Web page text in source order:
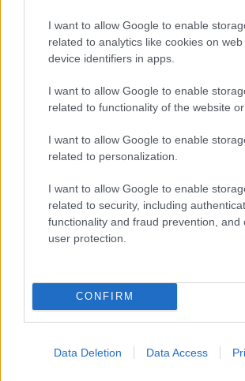
I want to allow Google to enable
related to analytics like cookies on
device identifiers in apps.
I want to allow Google to enable
related to functionality of the website or
I want to allow Google to enable
related to personalization.
I want to allow Google to enable
related to security, including
functionality and fraud prevention, and
user protection.
CONFIRM
Data Deletion Data Access
Πρωτοφανείς συνθήκες στη
Αττικοβοιωτίας – Τουρνάς: Δεν
κάνουν ρίψεις 51 εναέρια μέσα